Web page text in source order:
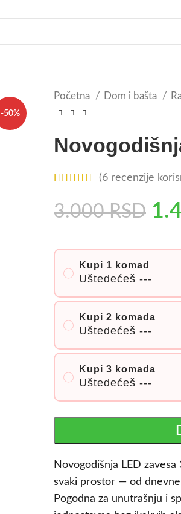
-50%
Početna Dom i bašta
(6 recenzije
3.000RSD
Kupi 1 komad
Uštedećeš ---
Kupi 2 komada
Uštedećeš ---
Kupi 3 komada
Uštedećeš ---
Novogodišnja LED
svaki prostor — od
Pogodna za unutrašnju i